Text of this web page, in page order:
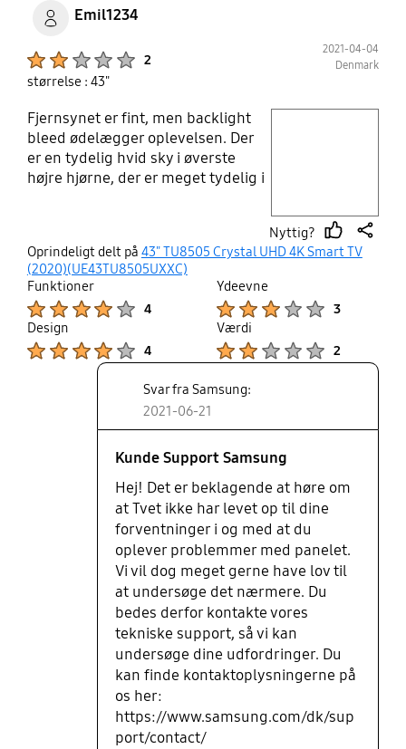
(kun i USA). Jeg har kontaktet Samsung mange
gange omkring det, men de er ligeglade. Så aldrig
mere Samsung TV, men et Google TV for der gider
de da at give brugerne de Apps som de har brug
for.
Emil1234
2
2021-04-04
Denmark
størrelse : 43"
Fjernsynet er fint, men backlight
bleed ødelægger oplevelsen. Der
er en tydelig hvid sky i øverste
højre hjørne, der er meget tydelig i
der ikke er så meget lys. Og det er
ærgerligt fordi fjernsynet ellers
fungerer godt og har en fin
billedkvalitet.
Nyttig?
thumbshare
Oprindeligt delt på 43" TU8505 Crystal UHD 4K Smart TV
(2020)(UE43TU8505UXXC)
Funktioner
4
Ydeevne
3
Design
4
Værdi
2
Svar fra Samsung:
2021-06-21
Kunde Support Samsung
Hej! Det er beklagende at høre om
at Tvet ikke har levet op til dine
forventninger i og med at du
oplever problemmer med panelet.
Vi vil dog meget gerne have lov til
at undersøge det nærmere. Du
bedes derfor kontakte vores
tekniske support, så vi kan
undersøge dine udfordringer. Du
kan finde kontaktoplysningerne på
os her:
https://www.samsung.com/dk/sup
port/contact/